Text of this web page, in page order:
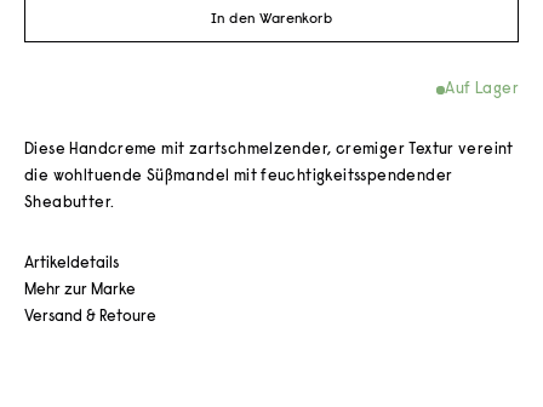
In den Warenkorb
Auf Lager
Diese Handcreme mit zartschmelzender, cremiger Textur vereint
die wohltuende Süßmandel mit feuchtigkeitsspendender
Sheabutter.
Artikeldetails
Mehr zur Marke
Versand & Retoure